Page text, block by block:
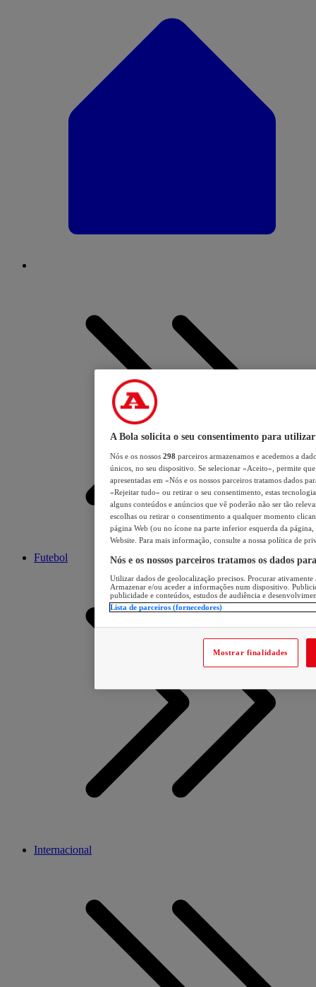
Futebol
Internacional
A Bola solicita o seu consentimento para utilizar
Nós e os nossos 298 parceiros armazenamos e acedemos a
únicos, no seu dispositivo. Se selecionar «Aceito», permite
apresentadas em «Nós e os nossos parceiros tratamos dados
«Rejeitar tudo» ou retirar o seu consentimento, estas
alguns conteúdos e anúncios que vê poderão não ser tão
escolhas ou retirar o consentimento a qualquer momento
página Web (ou no ícone na parte inferior esquerda da página,
Website. Para mais informação, consulte a nossa política de
Nós e os nossos parceiros tratamos os dados
Utilizar dados de geolocalização precisos. Procurar
Armazenar e/ou aceder a informações num dispositivo.
publicidade e conteúdos, estudos de audiência e
Lista de parceiros (fornecedores)
Mostrar finalidades